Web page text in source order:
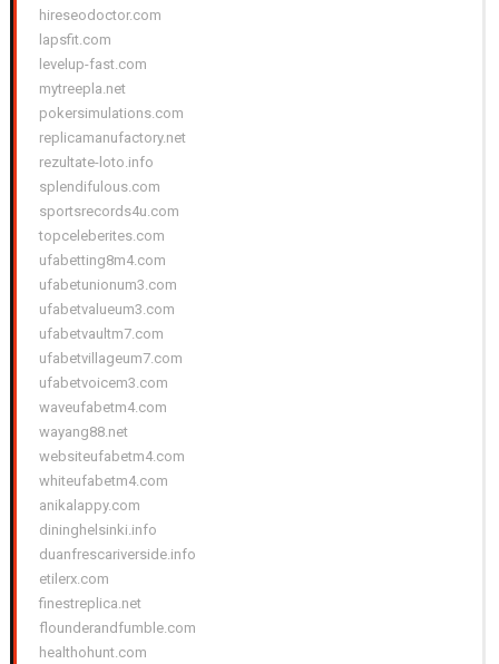
hireseodoctor.com
lapsfit.com
levelup-fast.com
mytreepla.net
pokersimulations.com
replicamanufactory.net
rezultate-loto.info
splendifulous.com
sportsrecords4u.com
topceleberites.com
ufabetting8m4.com
ufabetunionum3.com
ufabetvalueum3.com
ufabetvaultm7.com
ufabetvillageum7.com
ufabetvoicem3.com
waveufabetm4.com
wayang88.net
websiteufabetm4.com
whiteufabetm4.com
anikalappy.com
dininghelsinki.info
duanfrescariverside.info
etilerx.com
finestreplica.net
flounderandfumble.com
healthohunt.com